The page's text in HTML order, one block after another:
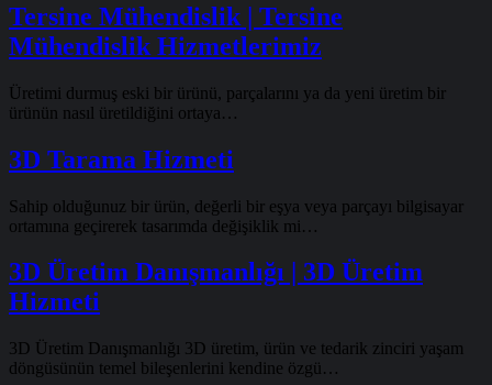
Tersine Mühendislik | Tersine
Mühendislik Hizmetlerimiz
Üretimi durmuş eski bir ürünü, parçalarını ya da yeni üretim bir
ürünün nasıl üretildiğini ortaya…
3D Tarama Hizmeti
Sahip olduğunuz bir ürün, değerli bir eşya veya parçayı bilgisayar
ortamına geçirerek tasarımda değişiklik mi…
3D Üretim Danışmanlığı | 3D Üretim
Hizmeti
3D Üretim Danışmanlığı 3D üretim, ürün ve tedarik zinciri yaşam
döngüsünün temel bileşenlerini kendine özgü…